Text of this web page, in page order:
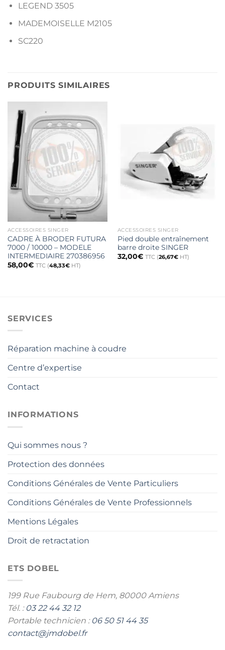
LEGEND 3505
MADEMOISELLE M2105
SC220
PRODUITS SIMILAIRES
ACCESSOIRES SINGER
CADRE À BRODER FUTURA
7000 / 10000 – MODELE
INTERMEDIAIRE 270386956
58,00€ TTC (48,33€HT)
ACCESSOIRES SINGER
Pied double entraînement
barre droite SINGER
32,00€ TTC (26,67€HT)
SERVICES
Réparation machine à coudre
Centre d’expertise
Contact
INFORMATIONS
Qui sommes nous ?
Protection des données
Conditions Générales de Vente Particuliers
Conditions Générales de Vente Professionnels
Mentions Légales
Droit de retractation
ETS DOBEL
199 Rue Faubourg de Hem, 80000 Amiens
Tél. : 03 22 44 32 12
Portable technicien : 06 50 51 44 35
contact@jmdobel.fr